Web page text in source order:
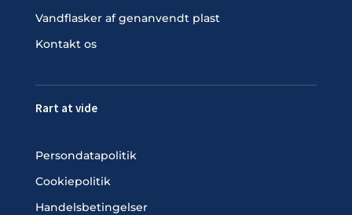
Vandflasker af genanvendt plast
Kontakt os
Rart at vide
Persondatapolitik
Cookiepolitik
Handelsbetingelser